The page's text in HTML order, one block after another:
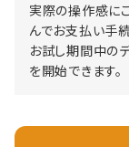
実際の操作感に
んでお支払い手
お試し期間中の
を開始できます。